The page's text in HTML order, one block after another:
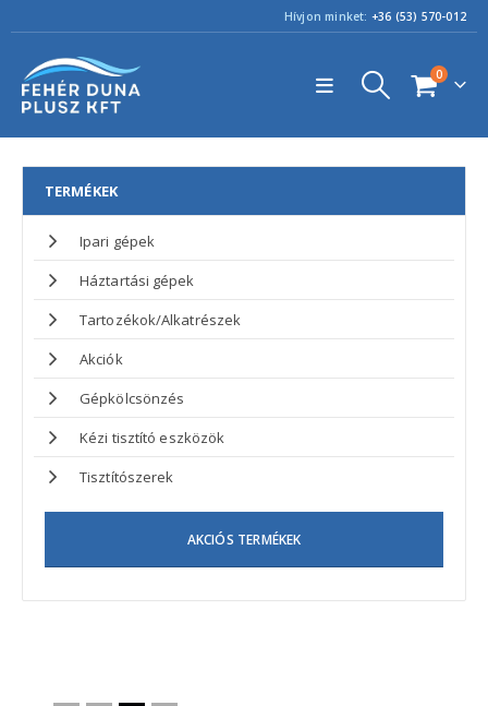
Hívjon minket: +36 (53) 570-012
0
TERMÉKEK
Ipari gépek
Háztartási gépek
Tartozékok/Alkatrészek
Akciók
Gépkölcsönzés
Kézi tisztító eszközök
Tisztítószerek
AKCIÓS TERMÉKEK